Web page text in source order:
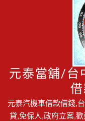
元泰當舖/台
元泰汽機車借款借錢,
貸,免保人,政府立案,